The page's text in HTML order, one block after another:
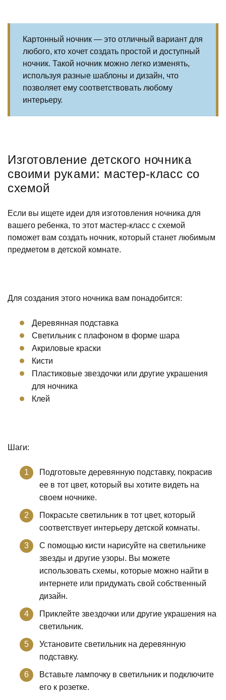
Картонный ночник — это отличный вариант для
любого, кто хочет создать простой и доступный
ночник. Такой ночник можно легко изменять,
используя разные шаблоны и дизайн, что
позволяет ему соответствовать любому
интерьеру.
Изготовление детского ночника
своими руками: мастер-класс со
схемой
Если вы ищете идеи для изготовления ночника для
вашего ребенка, то этот мастер-класс с схемой
поможет вам создать ночник, который станет любимым
предметом в детской комнате.
Для создания этого ночника вам понадобится:
Деревянная подставка
Светильник с плафоном в форме шара
Акриловые краски
Кисти
Пластиковые звездочки или другие украшения
для ночника
Клей
Шаги:
Подготовьте деревянную подставку, покрасив
ее в тот цвет, который вы хотите видеть на
своем ночнике.
Покрасьте светильник в тот цвет, который
соответствует интерьеру детской комнаты.
С помощью кисти нарисуйте на светильнике
звезды и другие узоры. Вы можете
использовать схемы, которые можно найти в
интернете или придумать свой собственный
дизайн.
Приклейте звездочки или другие украшения на
светильник.
Установите светильник на деревянную
подставку.
Вставьте лампочку в светильник и подключите
его к розетке.